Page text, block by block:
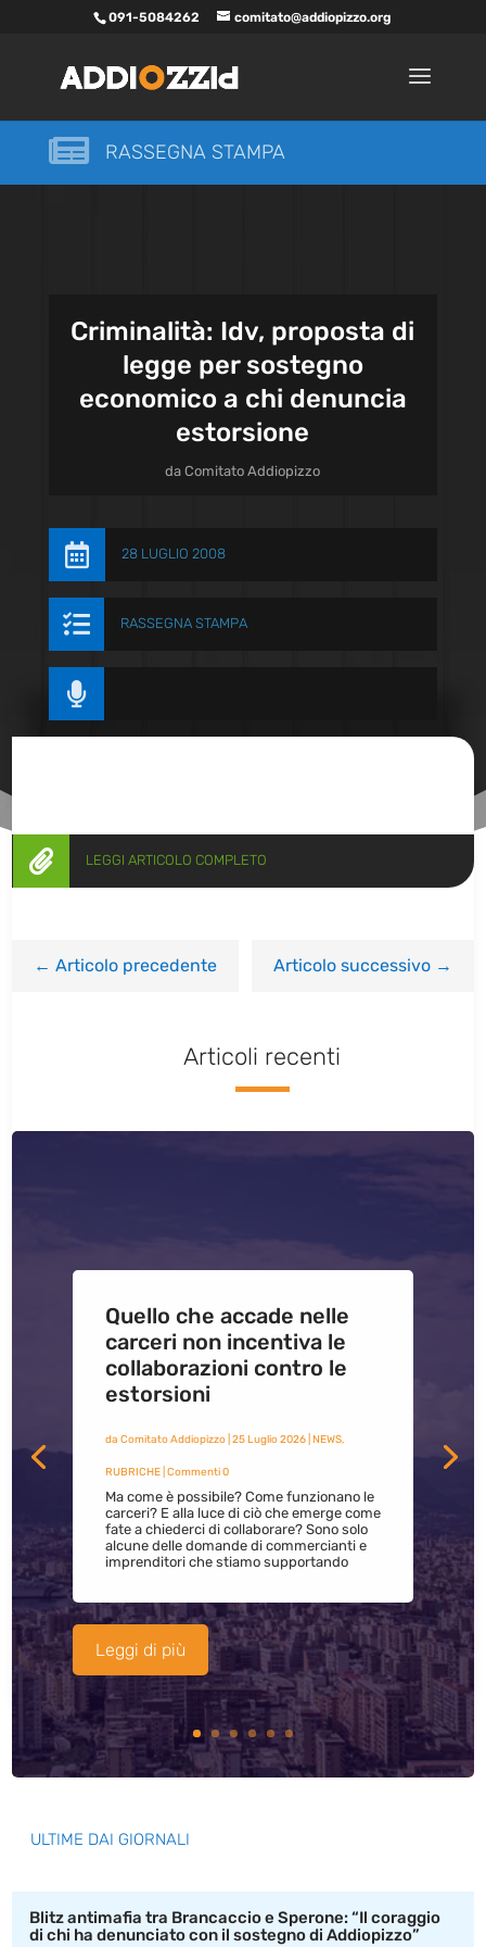
091-5084262 comitato@addiopizzo.org
 RASSEGNA STAMPA
Criminalità: Idv, proposta di
legge per sostegno
economico a chi denuncia
estorsione
daComitato Addiopizzo
 28 LUGLIO 2008
 RASSEGNA STAMPA

 LEGGI ARTICOLO COMPLETO
←Articolo precedente Articolo successivo→
Articoli recenti
Quello che accade nelle
carceri non incentiva le
collaborazioni contro le
estorsioni
da Comitato Addiopizzo| 25 Luglio 2026| NEWS,
RUBRICHE| Commenti 0
Ma come è possibile? Come funzionano le
carceri? E alla luce di ciò che emerge come
fate a chiederci di collaborare? Sono solo
alcune delle domande di commercianti e
imprenditori che stiamo supportando
Leggi di più
ULTIME DAI GIORNALI
Blitz antimafia tra Brancaccio e Sperone: “Il coraggio
di chi ha denunciato con il sostegno di Addiopizzo”